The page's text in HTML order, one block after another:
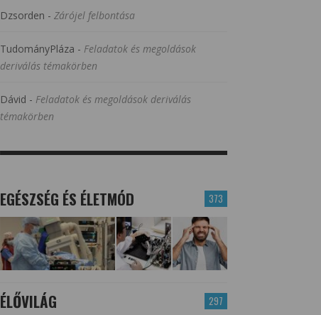
Dzsorden - Zárójel felbontása
TudományPláza - Feladatok és megoldások
deriválás témakörben
Dávid - Feladatok és megoldások deriválás
témakörben
373
EGÉSZSÉG ÉS ÉLETMÓD
297
ÉLŐVILÁG